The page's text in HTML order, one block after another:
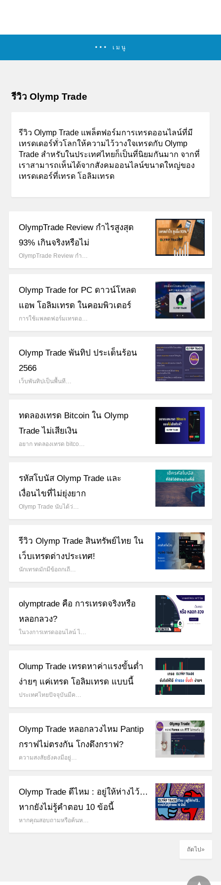
เมนู
รีวิว Olymp Trade
รีวิว Olymp Trade แพล็ตฟอร์มการเทรดออนไลน์ที่มี
เทรดเดอร์ทั่วโลกให้ความไว้วางใจเทรดกับ Olymp
Trade สำหรับในประเทศไทยก็เป็นที่นิยมกันมาก จากที่
เราสามารถเห็นได้จากสังคมออนไลน์ขนาดใหญ่ของ
เทรดเดอร์ที่เทรด โอลิมเทรด
OlympTrade Review กำไรสูงสุด
93% เกินจริงหรือไม่
OlympTrade Review กำ…
Olymp Trade for PC ดาวน์โหลด
แอพ โอลิมเทรด ในคอมพิวเตอร์
การใช้แพลตฟอร์มเทรดอ…
Olymp Trade พันทิป ประเด็นร้อน
2566
เว็บพันทิปเป็นพื้นที…
ทดลองเทรด Bitcoin ใน Olymp
Trade ไม่เสียเงิน
อยาก ทดลองเทรด bitco…
รหัสโบนัส Olymp Trade และ
เงื่อนไขที่ไม่ยุ่งยาก
Olymp Trade นับได้ว่…
รีวิว Olymp Trade สินทรัพย์ไทย ใน
เว็บเทรดต่างประเทศ!
นักเทรดมักมีข้อถกเถี…
olymptrade คือ การเทรดจริงหรือ
หลอกลวง?
ในวงการเทรดออนไลน์ ไ…
Olump Trade เทรดหาค่าแรงขั้นต่ำ
ง่ายๆ แค่เทรด โอลิมเทรด แบบนี้
ประเทศไทยปัจจุบันมีค…
Olymp Trade หลอกลวงไหม Pantip
กราฟไม่ตรงกัน โกงดึงกราฟ?
ความสงสัยยังคงมีอยู่…
Olymp Trade ดีไหม : อยู่ให้ห่างไว้…
หากยังไม่รู้คำตอบ 10 ข้อนี้
หากคุณสอบถามหรือค้นห…
ถัดไป»